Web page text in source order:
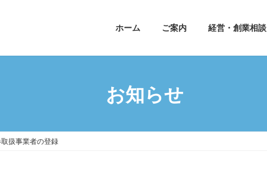
ホーム ご案内 経営・創業相談
お知らせ
扱事業者の登録